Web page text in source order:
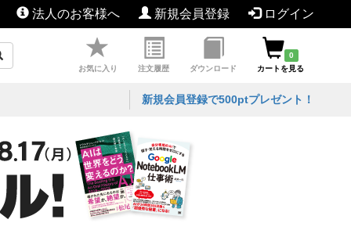
法人のお客様へ 新規会員登録 ログイン
お気に入り 注文履歴 ダウンロード
0
カートを見る
新規会員登録で500ptプレゼント！